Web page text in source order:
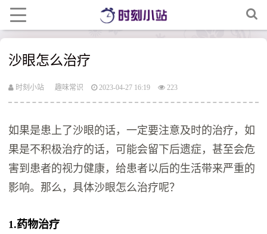
沙眼怎么治疗
时刻小站 趣味常识 2023-04-27 16:19 223
如果是患上了沙眼的话，一定要注意及时的治疗，如
果是不积极治疗的话，可能会留下后遗症，甚至会危
害到患者的视力健康，给患者以后的生活带来严重的
影响。那么，具体沙眼怎么治疗呢？
1.药物治疗